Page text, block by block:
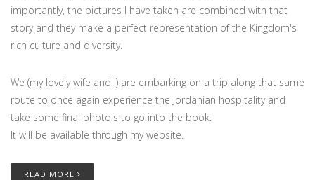
importantly, the pictures I have taken are combined with that
story and they make a perfect representation of the Kingdom's
rich culture and diversity.
We (my lovely wife and I) are embarking on a trip along that same
route to once again experience the Jordanian hospitality and
take some final photo's to go into the book.
It will be available through my website.
READ MORE